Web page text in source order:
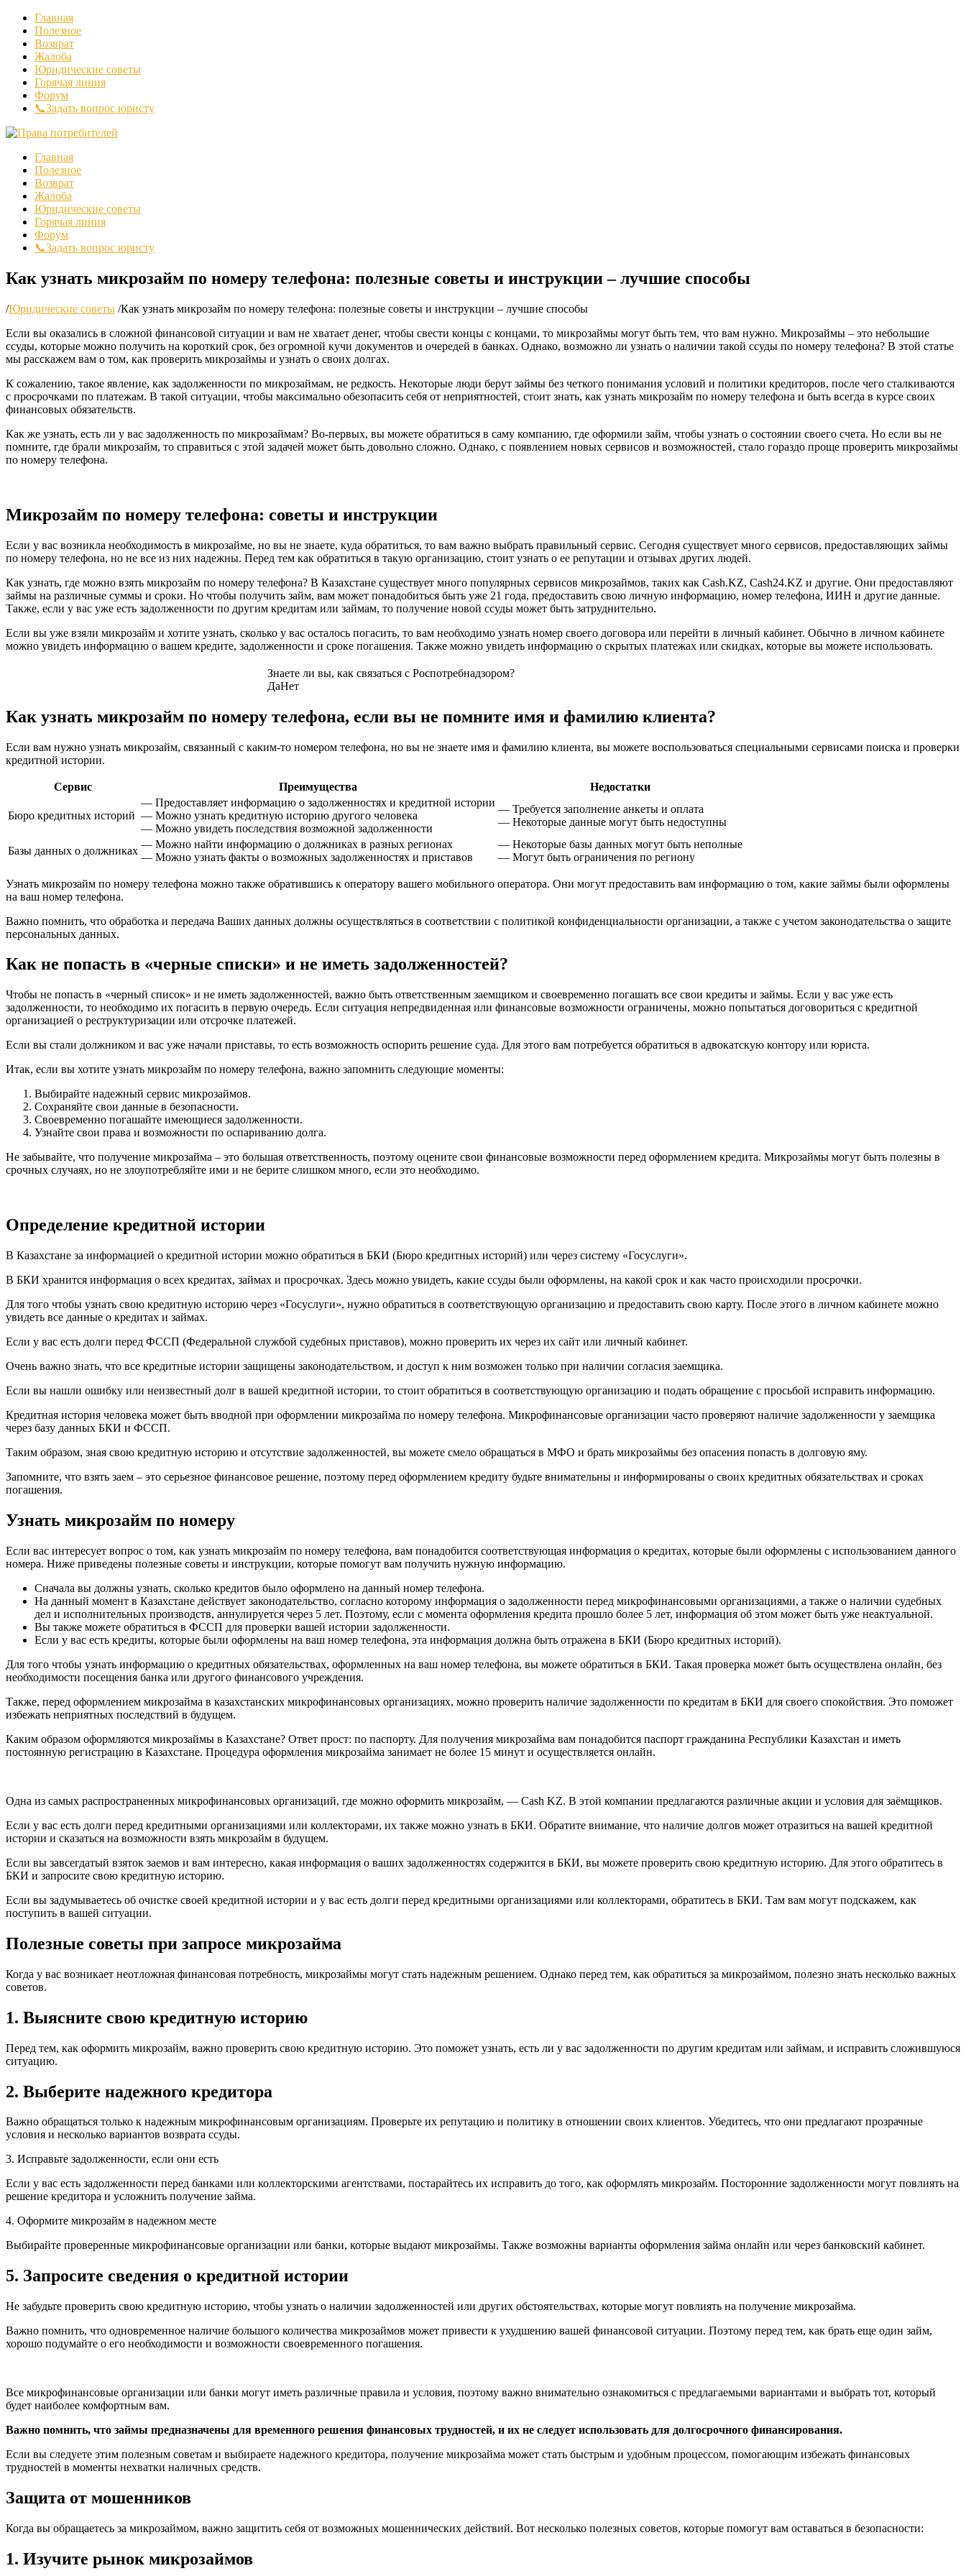
Главная
Полезное
Возврат
Жалоба
Юридические советы
Горячая линия
Форум
📞Задать вопрос юристу
Главная
Полезное
Возврат
Жалоба
Юридические советы
Горячая линия
Форум
📞Задать вопрос юристу
Как узнать микрозайм по номеру телефона: полезные советы и инструкции – лучшие способы
/Юридические советы /Как узнать микрозайм по номеру телефона: полезные советы и инструкции – лучшие способы
Если вы оказались в сложной финансовой ситуации и вам не хватает денег, чтобы свести концы с концами, то микрозаймы могут быть тем, что вам нужно. Микрозаймы – это небольшие
ссуды, которые можно получить на короткий срок, без огромной кучи документов и очередей в банках. Однако, возможно ли узнать о наличии такой ссуды по номеру телефона? В этой статье
мы расскажем вам о том, как проверить микрозаймы и узнать о своих долгах.
К сожалению, такое явление, как задолженности по микрозаймам, не редкость. Некоторые люди берут займы без четкого понимания условий и политики кредиторов, после чего сталкиваются
с просрочками по платежам. В такой ситуации, чтобы максимально обезопасить себя от неприятностей, стоит знать, как узнать микрозайм по номеру телефона и быть всегда в курсе своих
финансовых обязательств.
Как же узнать, есть ли у вас задолженность по микрозаймам? Во-первых, вы можете обратиться в саму компанию, где оформили займ, чтобы узнать о состоянии своего счета. Но если вы не
помните, где брали микрозайм, то справиться с этой задачей может быть довольно сложно. Однако, с появлением новых сервисов и возможностей, стало гораздо проще проверить микрозаймы
по номеру телефона.
Микрозайм по номеру телефона: советы и инструкции
Если у вас возникла необходимость в микрозайме, но вы не знаете, куда обратиться, то вам важно выбрать правильный сервис. Сегодня существует много сервисов, предоставляющих займы
по номеру телефона, но не все из них надежны. Перед тем как обратиться в такую организацию, стоит узнать о ее репутации и отзывах других людей.
Как узнать, где можно взять микрозайм по номеру телефона? В Казахстане существует много популярных сервисов микрозаймов, таких как Cash.KZ, Cash24.KZ и другие. Они предоставляют
займы на различные суммы и сроки. Но чтобы получить займ, вам может понадобиться быть уже 21 года, предоставить свою личную информацию, номер телефона, ИИН и другие данные.
Также, если у вас уже есть задолженности по другим кредитам или займам, то получение новой ссуды может быть затруднительно.
Если вы уже взяли микрозайм и хотите узнать, сколько у вас осталось погасить, то вам необходимо узнать номер своего договора или перейти в личный кабинет. Обычно в личном кабинете
можно увидеть информацию о вашем кредите, задолженности и сроке погашения. Также можно увидеть информацию о скрытых платежах или скидках, которые вы можете использовать.
Знаете ли вы, как связаться с Роспотребнадзором?
ДаНет
Как узнать микрозайм по номеру телефона, если вы не помните имя и фамилию клиента?
Если вам нужно узнать микрозайм, связанный с каким-то номером телефона, но вы не знаете имя и фамилию клиента, вы можете воспользоваться специальными сервисами поиска и проверки
кредитной истории.
Сервис Преимущества Недостатки
Бюро кредитных историй
— Предоставляет информацию о задолженностях и кредитной истории
— Можно узнать кредитную историю другого человека
— Можно увидеть последствия возможной задолженности
— Требуется заполнение анкеты и оплата
— Некоторые данные могут быть недоступны
Базы данных о должниках
— Можно найти информацию о должниках в разных регионах
— Можно узнать факты о возможных задолженностях и приставов
— Некоторые базы данных могут быть неполные
— Могут быть ограничения по региону
Узнать микрозайм по номеру телефона можно также обратившись к оператору вашего мобильного оператора. Они могут предоставить вам информацию о том, какие займы были оформлены
на ваш номер телефона.
Важно помнить, что обработка и передача Ваших данных должны осуществляться в соответствии с политикой конфиденциальности организации, а также с учетом законодательства о защите
персональных данных.
Как не попасть в «черные списки» и не иметь задолженностей?
Чтобы не попасть в «черный список» и не иметь задолженностей, важно быть ответственным заемщиком и своевременно погашать все свои кредиты и займы. Если у вас уже есть
задолженности, то необходимо их погасить в первую очередь. Если ситуация непредвиденная или финансовые возможности ограничены, можно попытаться договориться с кредитной
организацией о реструктуризации или отсрочке платежей.
Если вы стали должником и вас уже начали приставы, то есть возможность оспорить решение суда. Для этого вам потребуется обратиться в адвокатскую контору или юриста.
Итак, если вы хотите узнать микрозайм по номеру телефона, важно запомнить следующие моменты:
Выбирайте надежный сервис микрозаймов.
Сохраняйте свои данные в безопасности.
Своевременно погашайте имеющиеся задолженности.
Узнайте свои права и возможности по оспариванию долга.
Не забывайте, что получение микрозайма – это большая ответственность, поэтому оцените свои финансовые возможности перед оформлением кредита. Микрозаймы могут быть полезны в
срочных случаях, но не злоупотребляйте ими и не берите слишком много, если это необходимо.
Определение кредитной истории
В Казахстане за информацией о кредитной истории можно обратиться в БКИ (Бюро кредитных историй) или через систему «Госуслуги».
В БКИ хранится информация о всех кредитах, займах и просрочках. Здесь можно увидеть, какие ссуды были оформлены, на какой срок и как часто происходили просрочки.
Для того чтобы узнать свою кредитную историю через «Госуслуги», нужно обратиться в соответствующую организацию и предоставить свою карту. После этого в личном кабинете можно
увидеть все данные о кредитах и займах.
Если у вас есть долги перед ФССП (Федеральной службой судебных приставов), можно проверить их через их сайт или личный кабинет.
Очень важно знать, что все кредитные истории защищены законодательством, и доступ к ним возможен только при наличии согласия заемщика.
Если вы нашли ошибку или неизвестный долг в вашей кредитной истории, то стоит обратиться в соответствующую организацию и подать обращение с просьбой исправить информацию.
Кредитная история человека может быть вводной при оформлении микрозайма по номеру телефона. Микрофинансовые организации часто проверяют наличие задолженности у заемщика
через базу данных БКИ и ФССП.
Таким образом, зная свою кредитную историю и отсутствие задолженностей, вы можете смело обращаться в МФО и брать микрозаймы без опасения попасть в долговую яму.
Запомните, что взять заем – это серьезное финансовое решение, поэтому перед оформлением кредиту будьте внимательны и информированы о своих кредитных обязательствах и сроках
погашения.
Узнать микрозайм по номеру
Если вас интересует вопрос о том, как узнать микрозайм по номеру телефона, вам понадобится соответствующая информация о кредитах, которые были оформлены с использованием данного
номера. Ниже приведены полезные советы и инструкции, которые помогут вам получить нужную информацию.
Сначала вы должны узнать, сколько кредитов было оформлено на данный номер телефона.
На данный момент в Казахстане действует законодательство, согласно которому информация о задолженности перед микрофинансовыми организациями, а также о наличии судебных
дел и исполнительных производств, аннулируется через 5 лет. Поэтому, если с момента оформления кредита прошло более 5 лет, информация об этом может быть уже неактуальной.
Вы также можете обратиться в ФССП для проверки вашей истории задолженности.
Если у вас есть кредиты, которые были оформлены на ваш номер телефона, эта информация должна быть отражена в БКИ (Бюро кредитных историй).
Для того чтобы узнать информацию о кредитных обязательствах, оформленных на ваш номер телефона, вы можете обратиться в БКИ. Такая проверка может быть осуществлена онлайн, без
необходимости посещения банка или другого финансового учреждения.
Также, перед оформлением микрозайма в казахстанских микрофинансовых организациях, можно проверить наличие задолженности по кредитам в БКИ для своего спокойствия. Это поможет
избежать неприятных последствий в будущем.
Каким образом оформляются микрозаймы в Казахстане? Ответ прост: по паспорту. Для получения микрозайма вам понадобится паспорт гражданина Республики Казахстан и иметь
постоянную регистрацию в Казахстане. Процедура оформления микрозайма занимает не более 15 минут и осуществляется онлайн.
Одна из самых распространенных микрофинансовых организаций, где можно оформить микрозайм, — Cash KZ. В этой компании предлагаются различные акции и условия для заёмщиков.
Если у вас есть долги перед кредитными организациями или коллекторами, их также можно узнать в БКИ. Обратите внимание, что наличие долгов может отразиться на вашей кредитной
истории и сказаться на возможности взять микрозайм в будущем.
Если вы завсегдатый взяток заемов и вам интересно, какая информация о ваших задолженностях содержится в БКИ, вы можете проверить свою кредитную историю. Для этого обратитесь в
БКИ и запросите свою кредитную историю.
Если вы задумываетесь об очистке своей кредитной истории и у вас есть долги перед кредитными организациями или коллекторами, обратитесь в БКИ. Там вам могут подскажем, как
поступить в вашей ситуации.
Полезные советы при запросе микрозайма
Когда у вас возникает неотложная финансовая потребность, микрозаймы могут стать надежным решением. Однако перед тем, как обратиться за микрозаймом, полезно знать несколько важных
советов.
1. Выясните свою кредитную историю
Перед тем, как оформить микрозайм, важно проверить свою кредитную историю. Это поможет узнать, есть ли у вас задолженности по другим кредитам или займам, и исправить сложившуюся
ситуацию.
2. Выберите надежного кредитора
Важно обращаться только к надежным микрофинансовым организациям. Проверьте их репутацию и политику в отношении своих клиентов. Убедитесь, что они предлагают прозрачные
условия и несколько вариантов возврата ссуды.
3. Исправьте задолженности, если они есть
Если у вас есть задолженности перед банками или коллекторскими агентствами, постарайтесь их исправить до того, как оформлять микрозайм. Посторонние задолженности могут повлиять на
решение кредитора и усложнить получение займа.
4. Оформите микрозайм в надежном месте
Выбирайте проверенные микрофинансовые организации или банки, которые выдают микрозаймы. Также возможны варианты оформления займа онлайн или через банковский кабинет.
5. Запросите сведения о кредитной истории
Не забудьте проверить свою кредитную историю, чтобы узнать о наличии задолженностей или других обстоятельствах, которые могут повлиять на получение микрозайма.
Важно помнить, что одновременное наличие большого количества микрозаймов может привести к ухудшению вашей финансовой ситуации. Поэтому перед тем, как брать еще один займ,
хорошо подумайте о его необходимости и возможности своевременного погашения.
Все микрофинансовые организации или банки могут иметь различные правила и условия, поэтому важно внимательно ознакомиться с предлагаемыми вариантами и выбрать тот, который
будет наиболее комфортным вам.
Важно помнить, что займы предназначены для временного решения финансовых трудностей, и их не следует использовать для долгосрочного финансирования.
Если вы следуете этим полезным советам и выбираете надежного кредитора, получение микрозайма может стать быстрым и удобным процессом, помогающим избежать финансовых
трудностей в моменты нехватки наличных средств.
Защита от мошенников
Когда вы обращаетесь за микрозаймом, важно защитить себя от возможных мошеннических действий. Вот несколько полезных советов, которые помогут вам оставаться в безопасности:
1. Изучите рынок микрозаймов